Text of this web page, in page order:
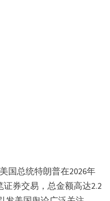
国总统特朗普在2026年
券交易，总金额高达2.2